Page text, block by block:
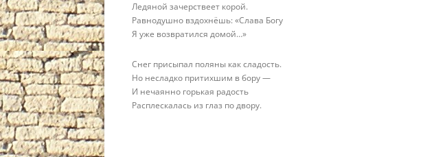
Ледяной зачерствеет корой.
Равнодушно вздохнёшь: «Слава Богу
Я уже возвратился домой…»
Снег присыпал поляны как сладость.
Но несладко притихшим в бору —
И нечаянно горькая радость
Расплескалась из глаз по двору.